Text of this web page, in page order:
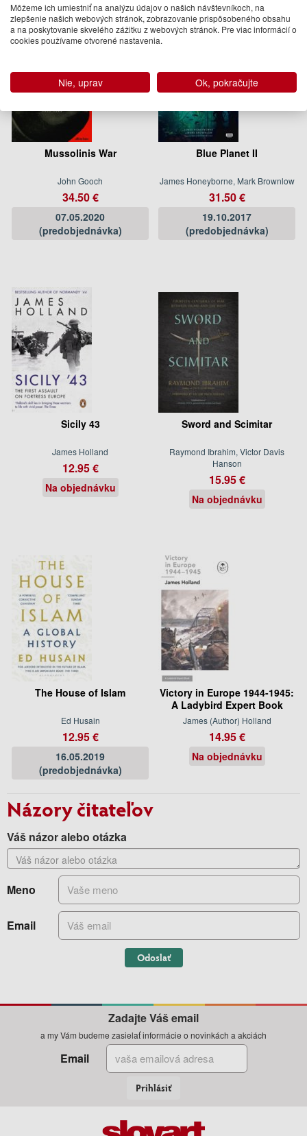
Mussolinis War
John Gooch
34.50 €
07.05.2020
(predobjednávka)
Blue Planet II
James Honeyborne, Mark Brownlow
31.50 €
19.10.2017
(predobjednávka)
Sicily 43
James Holland
12.95 €
Na objednávku
Sword and Scimitar
Raymond Ibrahim, Victor Davis
Hanson
15.95 €
Na objednávku
The House of Islam
Ed Husain
12.95 €
16.05.2019
(predobjednávka)
Victory in Europe 1944-1945:
A Ladybird Expert Book
James (Author) Holland
14.95 €
Na objednávku
Názory čitateľov
Váš názor alebo otázka
Meno
Email
Odoslať
Zadajte Váš email
a my Vám budeme zasielať informácie o novinkách a akciách
Email
Prihlásiť
Môžeme ich umiestniť na analýzu údajov o našich návštevníkoch, na
zlepšenie našich webových stránok, zobrazovanie prispôsobeného obsahu
a na poskytovanie skvelého zážitku z webových stránok. Pre viac informácií o
cookies používame otvorené nastavenia.
Nie, uprav Ok, pokračujte